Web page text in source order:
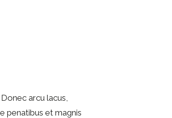
arcu lacus,
penatibus et magnis